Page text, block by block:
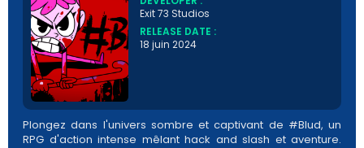
Exit 73 Studios
RELEASE DATE :
18 juin 2024
Plongez dans l'univers sombre et captivant de #Blud, un
RPG d'action intense mêlant hack and slash et aventure.